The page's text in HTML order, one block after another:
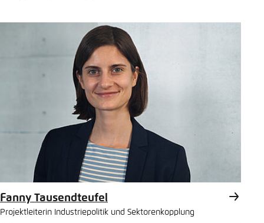
Fanny Tausendteufel
Projektleiterin Industriepolitik und Sektorenkopplung